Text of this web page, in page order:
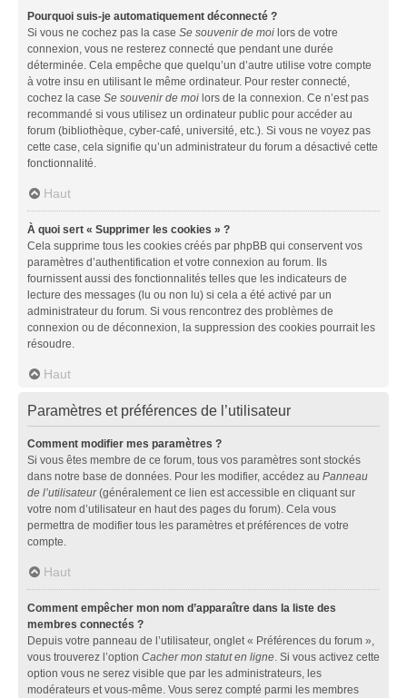
Pourquoi suis-je automatiquement déconnecté ?
Si vous ne cochez pas la case Se souvenir de moi lors de votre
connexion, vous ne resterez connecté que pendant une durée
déterminée. Cela empêche que quelqu’un d’autre utilise votre compte
à votre insu en utilisant le même ordinateur. Pour rester connecté,
cochez la case Se souvenir de moi lors de la connexion. Ce n’est pas
recommandé si vous utilisez un ordinateur public pour accéder au
forum (bibliothèque, cyber-café, université, etc.). Si vous ne voyez pas
cette case, cela signifie qu’un administrateur du forum a désactivé cette
fonctionnalité.
Haut
À quoi sert « Supprimer les cookies » ?
Cela supprime tous les cookies créés par phpBB qui conservent vos
paramètres d’authentification et votre connexion au forum. Ils
fournissent aussi des fonctionnalités telles que les indicateurs de
lecture des messages (lu ou non lu) si cela a été activé par un
administrateur du forum. Si vous rencontrez des problèmes de
connexion ou de déconnexion, la suppression des cookies pourrait les
résoudre.
Haut
Paramètres et préférences de l’utilisateur
Comment modifier mes paramètres ?
Si vous êtes membre de ce forum, tous vos paramètres sont stockés
dans notre base de données. Pour les modifier, accédez au Panneau
de l’utilisateur(généralement ce lien est accessible en cliquant sur
votre nom d’utilisateur en haut des pages du forum). Cela vous
permettra de modifier tous les paramètres et préférences de votre
compte.
Haut
Comment empêcher mon nom d’apparaître dans la liste des
membres connectés ?
Depuis votre panneau de l’utilisateur, onglet « Préférences du forum »,
vous trouverez l’option Cacher mon statut en ligne. Si vous activez cette
option vous ne serez visible que par les administrateurs, les
modérateurs et vous-même. Vous serez compté parmi les membres